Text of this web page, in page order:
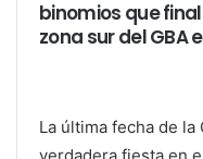
binomios que
zona sur del GBA
La última fecha de